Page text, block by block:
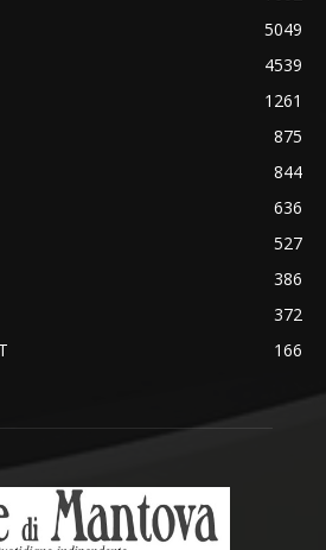
5049
4539
1261
875
844
636
527
386
372
166